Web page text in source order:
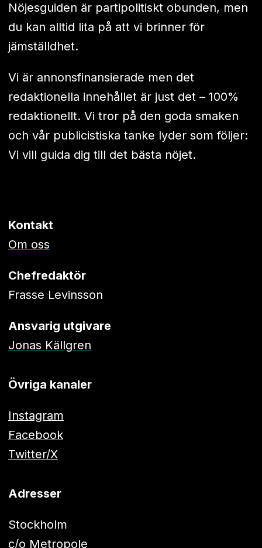
Nöjesguiden är partipolitiskt obunden, men
du kan alltid lita på att vi brinner för
jämställdhet.
Vi är annonsfinansierade men det
redaktionella innehållet är just det – 100%
redaktionellt. Vi tror på den goda smaken
och vår publicistiska tanke lyder som följer:
Vi vill guida dig till det bästa nöjet.
Kontakt
Om oss
Chefredaktör
Frasse Levinsson
Ansvarig utgivare
Jonas Källgren
Övriga kanaler
Instagram
Facebook
Twitter/X
Adresser
Stockholm
c/o Metropole